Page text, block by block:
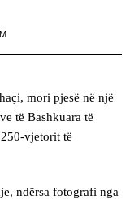
mori pjesë në një
të Bashkuara të
vjetorit të
ndërsa fotografi nga